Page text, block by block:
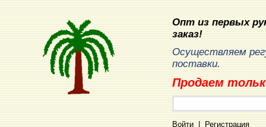
Опт из первых
заказ!
Осуществляем
поставки.
Продаем
Войти Регистрация